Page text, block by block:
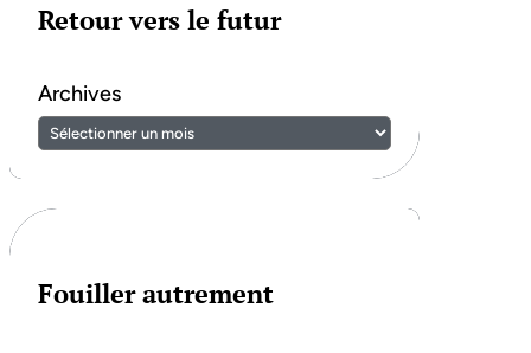
Retour vers le futur
Archives
Fouiller autrement